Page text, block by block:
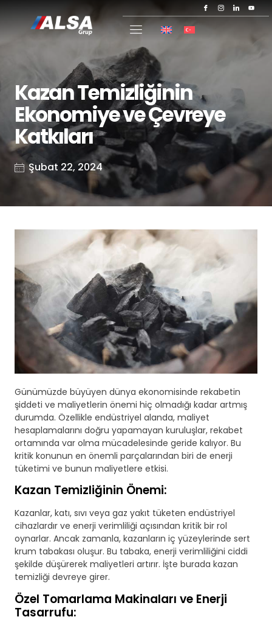
Kazan Temizliğinin
Ekonomiye ve Çevreye
Katkıları
Şubat 22, 2024
Günümüzde büyüyen dünya ekonomisinde rekabetin
şiddeti ve maliyetlerin önemi hiç olmadığı kadar artmış
durumda. Özellikle endüstriyel alanda, maliyet
hesaplamalarını doğru yapamayan kuruluşlar, rekabet
ortamında var olma mücadelesinde geride kalıyor. Bu
kritik konunun en önemli parçalarından biri de enerji
tüketimi ve bunun maliyetlere etkisi.
Kazan Temizliğinin Önemi:
Kazanlar, katı, sıvı veya gaz yakıt tüketen endüstriyel
cihazlardır ve enerji verimliliği açısından kritik bir rol
oynarlar. Ancak zamanla, kazanların iç yüzeylerinde sert
krum tabakası oluşur. Bu tabaka, enerji verimliliğini ciddi
şekilde düşürerek maliyetleri artırır. İşte burada kazan
temizliği devreye girer.
Özel Tomarlama Makinaları ve Enerji
Tasarrufu: